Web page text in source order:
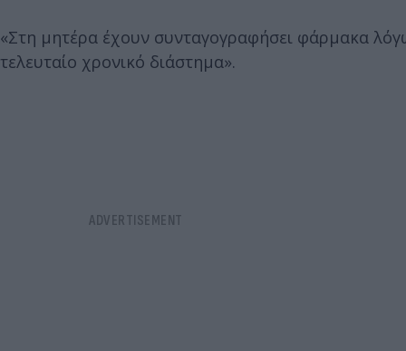
«Στη μητέρα έχουν συνταγογραφήσει φάρμακα
τελευταίο χρονικό διάστημα».